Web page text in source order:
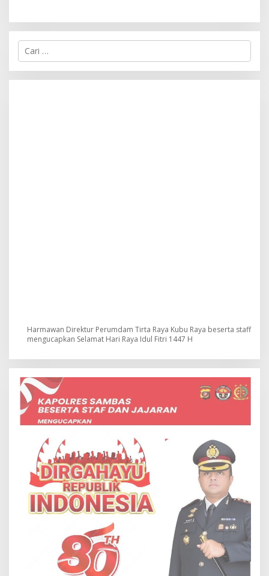
C
i
Harmawan Direktur Perumdam Tirta Raya Kubu Raya beserta staff
mengucapkan Selamat Hari Raya Idul Fitri 1447 H